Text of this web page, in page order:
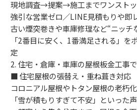
現地調査→提案→施工までワンスト
強引な営業ゼロ／LINE見積もりや即
古い煙突巻きや車庫修理など“ニッチ
「2番目に安く、1番満足される」を
定
2. 住宅・倉庫・車庫の屋根板金工事
■ 住宅屋根の張替え・重ね葺き対応
コロニアル屋根やトタン屋根の老朽
「雪が積もりすぎて不安」といった